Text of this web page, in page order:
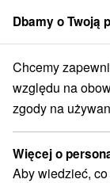
członek grupySorger
Stredné
Chaty na
Kategorie
Dbamy o Twoją
Chcemy
względu na
zgody na
Więcej o
Aby wiedzieć,